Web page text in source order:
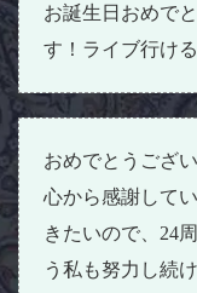
お誕生日おめで
す！ライブ行け
おめでとうござ
心から感謝して
きたいので、24
う私も努力し続